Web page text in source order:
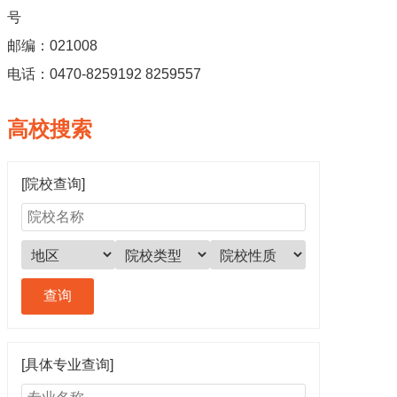
号
邮编：021008
电话：0470-8259192 8259557
高校搜索
[院校查询]
[具体专业查询]